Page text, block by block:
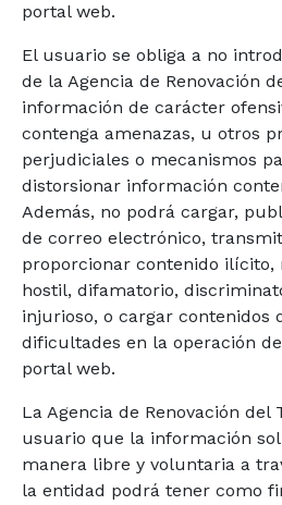
portal web.
El usuario se obliga a no
de la Agencia de Renovación
información de carácter
contenga amenazas, u otros
perjudiciales o mecanismos
distorsionar información
Además, no podrá cargar,
de correo electrónico,
proporcionar contenido ilícito,
hostil, difamatorio,
injurioso, o cargar contenidos
dificultades en la operación
portal web.
La Agencia de Renovación
usuario que la información
manera libre y voluntaria a
la entidad podrá tener como